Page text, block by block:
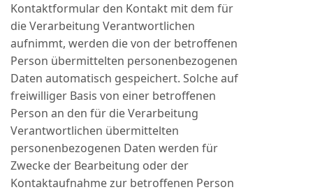
Kontaktformular den Kontakt mit dem für
die Verarbeitung Verantwortlichen
aufnimmt, werden die von der betroffenen
Person übermittelten personenbezogenen
Daten automatisch gespeichert. Solche auf
freiwilliger Basis von einer betroffenen
Person an den für die Verarbeitung
Verantwortlichen übermittelten
personenbezogenen Daten werden für
Zwecke der Bearbeitung oder der
Kontaktaufnahme zur betroffenen Person